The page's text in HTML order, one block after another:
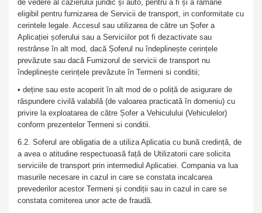
de vedere al cazierului juridic și auto, pentru a fi și a rămâne
eligibil pentru furnizarea de Servicii de transport, in conformitate cu
cerintele legale. Accesul sau utilizarea de către un Șofer a
Aplicației șoferului sau a Serviciilor pot fi dezactivate sau
restrânse în alt mod, dacă Șoferul nu îndeplinește cerințele
prevăzute sau dacă Furnizorul de servicii de transport nu
îndeplinește cerințele prevăzute în Termeni si conditii;
• deține sau este acoperit în alt mod de o poliță de asigurare de
răspundere civilă valabilă (de valoarea practicată în domeniu) cu
privire la exploatarea de către Șofer a Vehiculului (Vehiculelor)
conform prezentelor Termeni si conditii.
6.2. Soferul are obligatia de a utiliza Aplicatia cu bună credință, de
a avea o atitudine respectuoasă față de Utilizatorii care solicita
serviciile de transport prin intermediul Aplicatiei. Compania va lua
masurile necesare in cazul in care se constata incalcarea
prevederilor acestor Termeni și condiții sau in cazul in care se
constata comiterea unor acte de fraudă.